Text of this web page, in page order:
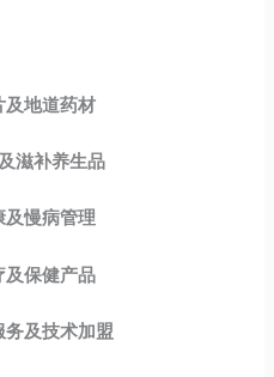
地道药材
滋补养生品
慢病管理
保健产品
及技术加盟